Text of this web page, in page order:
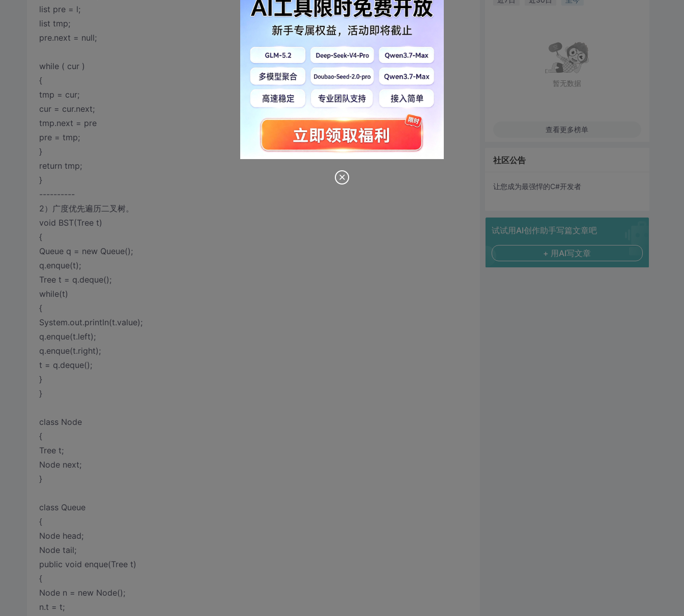
list pre = l;
list tmp;
pre.next = null;
while ( cur )
{
tmp = cur;
cur = cur.next;
tmp.next = pre
pre = tmp;
}
return tmp;
}
----------
2）广度优先遍历二叉树。
void BST(Tree t)
{
Queue q = new Queue();
q.enque(t);
Tree t = q.deque();
while(t)
{
System.out.println(t.value);
q.enque(t.left);
q.enque(t.right);
t = q.deque();
}
}
class Node
{
Tree t;
Node next;
}
class Queue
{
Node head;
Node tail;
public void enque(Tree t)
{
Node n = new Node();
n.t = t;
暂无数据
查看更多榜单
社区公告
让您成为最强悍的C#开发者
试试用AI创作助手写篇文章吧
+ 用AI写文章